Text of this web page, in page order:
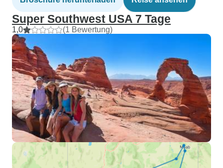
Super Southwest USA 7 Tage
1,0 (1 Bewertung)